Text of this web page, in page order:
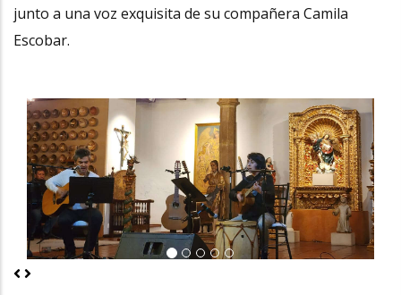
junto a una voz exquisita de su compañera Camila
Escobar.
Previous